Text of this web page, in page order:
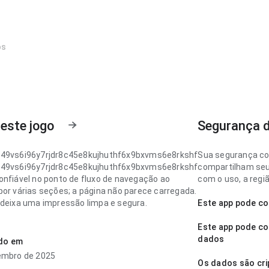
jogo
no ponto de fluxo de navegação ao
várias seções; a página não parece carregada.
uma impressão limpa e segura.
no ponto de velocidade de
para um visitante novo; a hierarquia visual
em
de 2025
Segurança
Sua segurança
compartilham
com o uso, a
Este app pode
Este app pode
dados
Os dados são